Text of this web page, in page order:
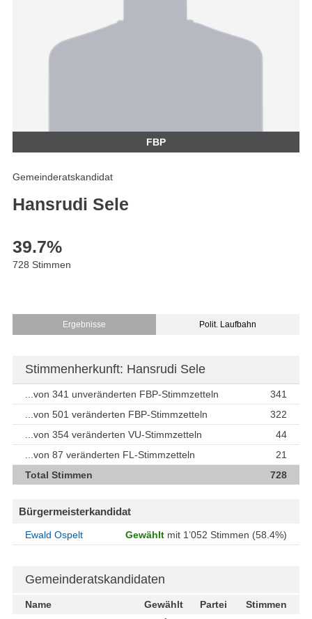
FBP
Gemeinderatskandidat
Hansrudi Sele
39.7%
728 Stimmen
Ergebnisse Polit. Laufbahn
Stimmenherkunft: Hansrudi Sele
...von 341 unveränderten FBP-Stimmzetteln
341
...von 501 veränderten FBP-Stimmzetteln
322
...von 354 veränderten VU-Stimmzetteln
44
...von 87 veränderten FL-Stimmzetteln
21
Total Stimmen
728
Bürgermeisterkandidat
Ewald Ospelt Gewählt mit 1’052 Stimmen (58.4%)
Gemeinderatskandidaten
Name Gewählt Partei
Stimmen